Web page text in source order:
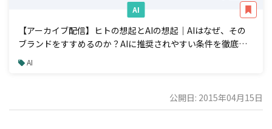
AI
【アーカイブ配信】ヒトの想起とAIの想起｜AIはなぜ、その
ブランドをすすめるのか？AIに推奨されやすい条件を徹底解
説 AI
公開日: 2015年04月15日